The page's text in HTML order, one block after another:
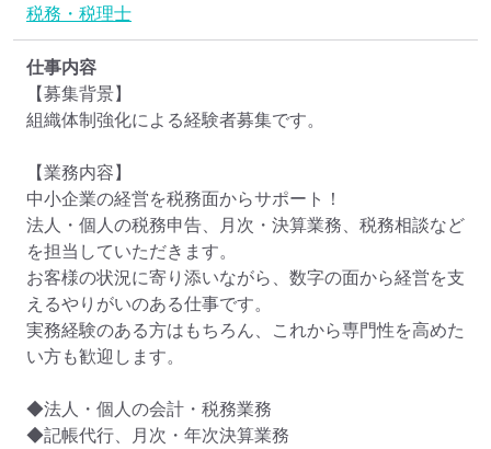
税務・税理士
仕事内容
【募集背景】
組織体制強化による経験者募集です。
【業務内容】
中小企業の経営を税務面からサポート！
法人・個人の税務申告、月次・決算業務、税務相談など
を担当していただきます。
お客様の状況に寄り添いながら、数字の面から経営を支
えるやりがいのある仕事です。
実務経験のある方はもちろん、これから専門性を高めた
い方も歓迎します。
◆法人・個人の会計・税務業務
◆記帳代行、月次・年次決算業務